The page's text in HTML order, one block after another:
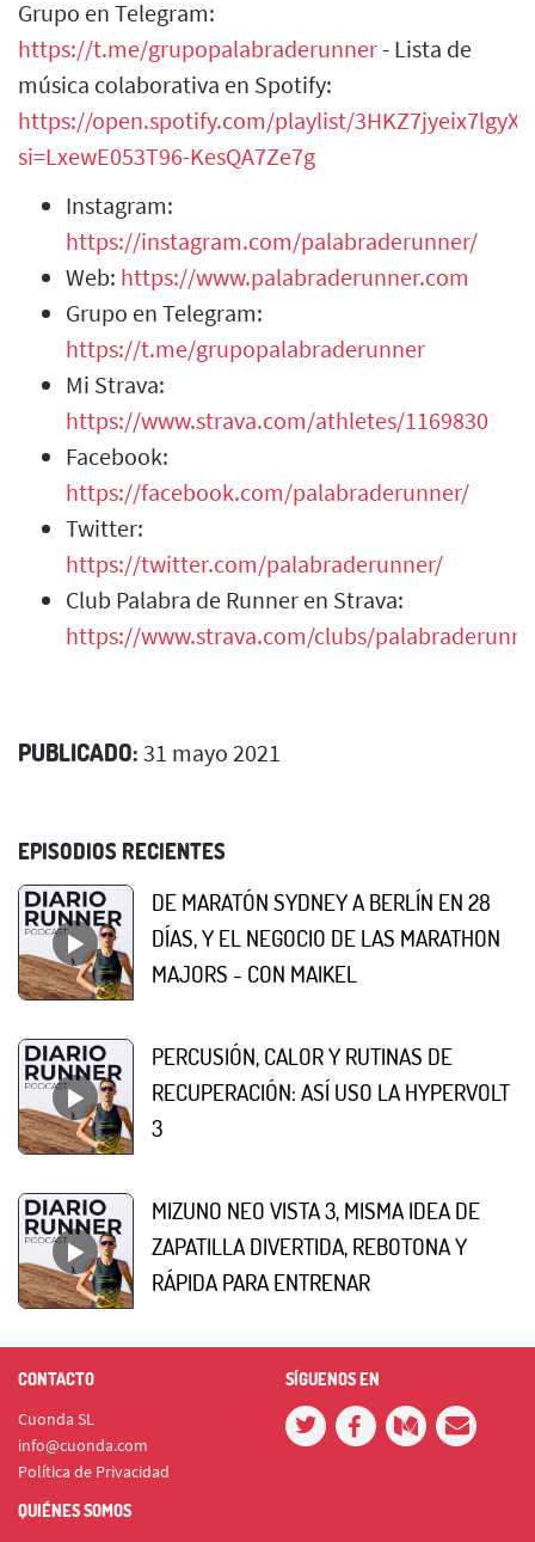
Grupo en Telegram:
https://t.me/grupopalabraderunner- Lista de
música colaborativa en Spotify:
https://open.spotify.com/playlist/
si=LxewE053T96-KesQA7Ze7g
Instagram:
https://instagram.com/palabraderunner/
Web: https://www.palabraderunner.com
Grupo en Telegram:
https://t.me/grupopalabraderunner
Mi Strava:
https://www.strava.com/athletes/1169830
Facebook:
https://facebook.com/palabraderunner/
Twitter:
https://twitter.com/palabraderunner/
Club Palabra de Runner en Strava:
https://www.strava.com/clubs/
PUBLICADO: 31 mayo 2021
EPISODIOS RECIENTES
DE MARATÓN SYDNEY A BERLÍN EN 28
DÍAS, Y EL NEGOCIO DE LAS MARATHON
MAJORS - CON MAIKEL
PERCUSIÓN, CALOR Y RUTINAS DE
RECUPERACIÓN: ASÍ USO LA HYPERVOLT
3
MIZUNO NEO VISTA 3, MISMA IDEA DE
ZAPATILLA DIVERTIDA, REBOTONA Y
RÁPIDA PARA ENTRENAR
CONTACTO
Cuonda SL
info@cuonda.com
Política de Privacidad
SÍGUENOS EN
QUIÉNES SOMOS